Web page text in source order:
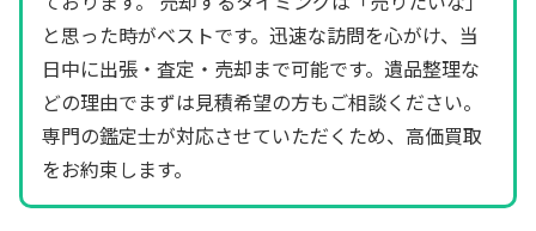
と思った時がベストです。迅速な訪問を心がけ、当
日中に出張・査定・売却まで可能です。遺品整理な
どの理由でまずは見積希望の方もご相談ください。
専門の鑑定士が対応させていただくため、高価買取
をお約束します。